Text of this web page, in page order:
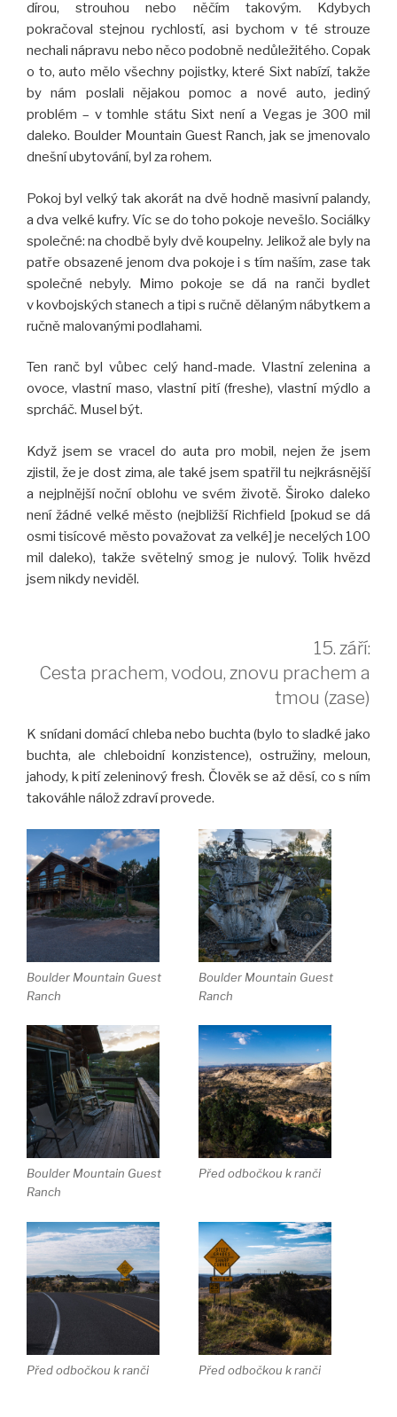
dírou, strouhou nebo něčím takovým. Kdybych
pokračoval stejnou rychlostí, asi bychom v té strouze
nechali nápravu nebo něco podobně nedůležitého. Copak
o to, auto mělo všechny pojistky, které Sixt nabízí, takže
by nám poslali nějakou pomoc a nové auto, jediný
problém – v tomhle státu Sixt není a Vegas je 300 mil
daleko. Boulder Mountain Guest Ranch, jak se jmenovalo
dnešní ubytování, byl za rohem.
Pokoj byl velký tak akorát na dvě hodně masivní palandy,
a dva velké kufry. Víc se do toho pokoje nevešlo. Sociálky
společné: na chodbě byly dvě koupelny. Jelikož ale byly na
patře obsazené jenom dva pokoje i s tím naším, zase tak
společné nebyly. Mimo pokoje se dá na ranči bydlet
v kovbojských stanech a tipi s ručně dělaným nábytkem a
ručně malovanými podlahami.
Ten ranč byl vůbec celý hand-made. Vlastní zelenina a
ovoce, vlastní maso, vlastní pití (freshe), vlastní mýdlo a
sprcháč. Musel být.
Když jsem se vracel do auta pro mobil, nejen že jsem
zjistil, že je dost zima, ale také jsem spatřil tu nejkrásnější
a nejplnější noční oblohu ve svém životě. Široko daleko
není žádné velké město (nejbližší Richfield [pokud se dá
osmi tisícové město považovat za velké] je necelých 100
mil daleko), takže světelný smog je nulový. Tolik hvězd
jsem nikdy neviděl.
15. září:
Cesta prachem, vodou, znovu prachem a
tmou (zase)
K snídani domácí chleba nebo buchta (bylo to sladké jako
buchta, ale chleboidní konzistence), ostružiny, meloun,
jahody, k pití zeleninový fresh. Člověk se až děsí, co s ním
takováhle nálož zdraví provede.
Boulder Mountain Guest
Ranch
Boulder Mountain Guest
Ranch
Boulder Mountain Guest
Ranch
Před odbočkou k ranči
Před odbočkou k ranči Před odbočkou k ranči